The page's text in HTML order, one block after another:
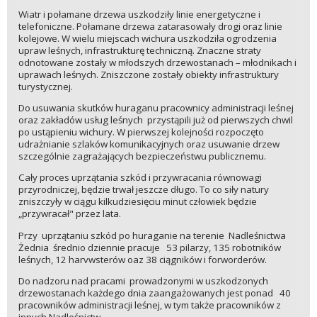
Wiatr i połamane drzewa uszkodziły linie energetyczne i
telefoniczne. Połamane drzewa zatarasowały drogi oraz linie
kolejowe. W wielu miejscach wichura uszkodziła ogrodzenia
upraw leśnych, infrastrukturę techniczną. Znaczne straty
odnotowane zostały w młodszych drzewostanach – młodnikach i
uprawach leśnych. Zniszczone zostały obiekty infrastruktury
turystycznej.
Do usuwania skutków huraganu pracownicy administracji leśnej
oraz zakładów usług leśnych przystąpili już od pierwszych chwil
po ustąpieniu wichury. W pierwszej kolejności rozpoczęto
udrażnianie szlaków komunikacyjnych oraz usuwanie drzew
szczególnie zagrażających bezpieczeństwu publicznemu.
Cały proces uprzątania szkód i przywracania równowagi
przyrodniczej, będzie trwał jeszcze długo. To co siły natury
zniszczyły w ciągu kilkudziesięciu minut człowiek będzie
„przywracał" przez lata.
Przy uprzątaniu szkód po huraganie na terenie Nadleśnictwa
Żednia średnio dziennie pracuje 53 pilarzy, 135 robotników
leśnych, 12 harvwsterów oaz 38 ciągników i forworderów.
Do nadzoru nad pracami prowadzonymi w uszkodzonych
drzewostanach każdego dnia zaangażowanych jest ponad 40
pracowników administracji leśnej, w tym także pracowników z